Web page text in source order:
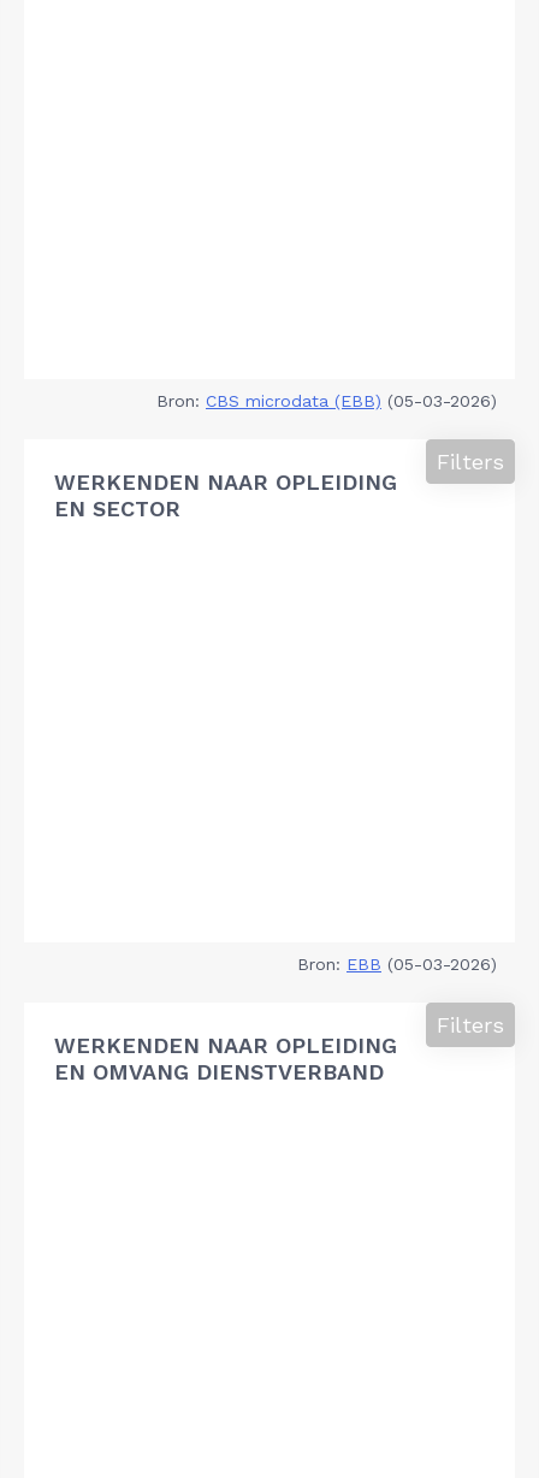
Bron: CBS microdata (EBB) (05-03-2026)
WERKENDEN NAAR OPLEIDING
EN SECTOR
Filters
Bron: EBB (05-03-2026)
WERKENDEN NAAR OPLEIDING
EN OMVANG DIENSTVERBAND
Filters